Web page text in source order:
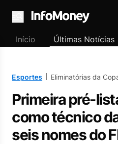
Menu
Início Últimas Notícias
Esportes Eliminatórias da
Primeira pré-
como técnico
seis nomes do